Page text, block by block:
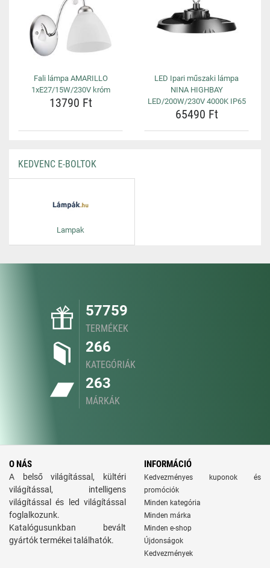
Fali lámpa AMARILLO
1xE27/15W/230V króm
13790 Ft
LED Ipari műszaki lámpa
NINA HIGHBAY
LED/200W/230V 4000K IP65
65490 Ft
KEDVENC E-BOLTOK
Lampak
57759
TERMÉKEK
266
KATEGÓRIÁK
263
MÁRKÁK
O NÁS
A belső világítással, kültéri
világítással, intelligens
világítással és led világítással
foglalkozunk.
Katalógusunkban bevált
gyártók termékei találhatók.
INFORMÁCIÓ
Kedvezményes kuponok és
promóciók
Minden kategória
Minden márka
Minden e-shop
Újdonságok
Kedvezmények